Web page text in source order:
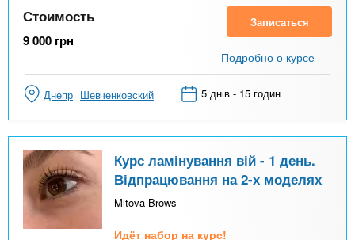
Стоимость
9 000 грн
Записаться
Подробно о курсе
Днепр Шевченковский 5 днів - 15 годин
Курс ламінування вій - 1 день.
Відпрацювання на 2-х моделях
Mitova Brows
Идёт набор на курс!